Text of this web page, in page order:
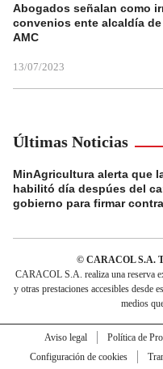
Abogados señalan como
convenios ente alcaldía
AMC
13/07/2023
Últimas Noticias
MinAgricultura alerta que
habilitó día despúes del
gobierno para firmar
© CARACOL S.A.
CARACOL S.A. realiza una reserva
y otras prestaciones accesibles desde
medios
Aviso legal Política de
Configuración de cookies